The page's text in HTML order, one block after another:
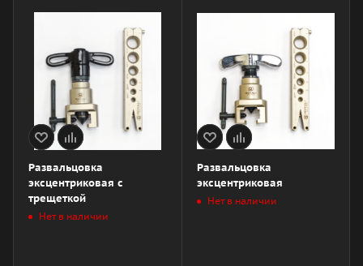
Развальцовка
эксцентриковая с
трещеткой
Нет в наличии
Развальцовка
эксцентриковая
Нет в наличии